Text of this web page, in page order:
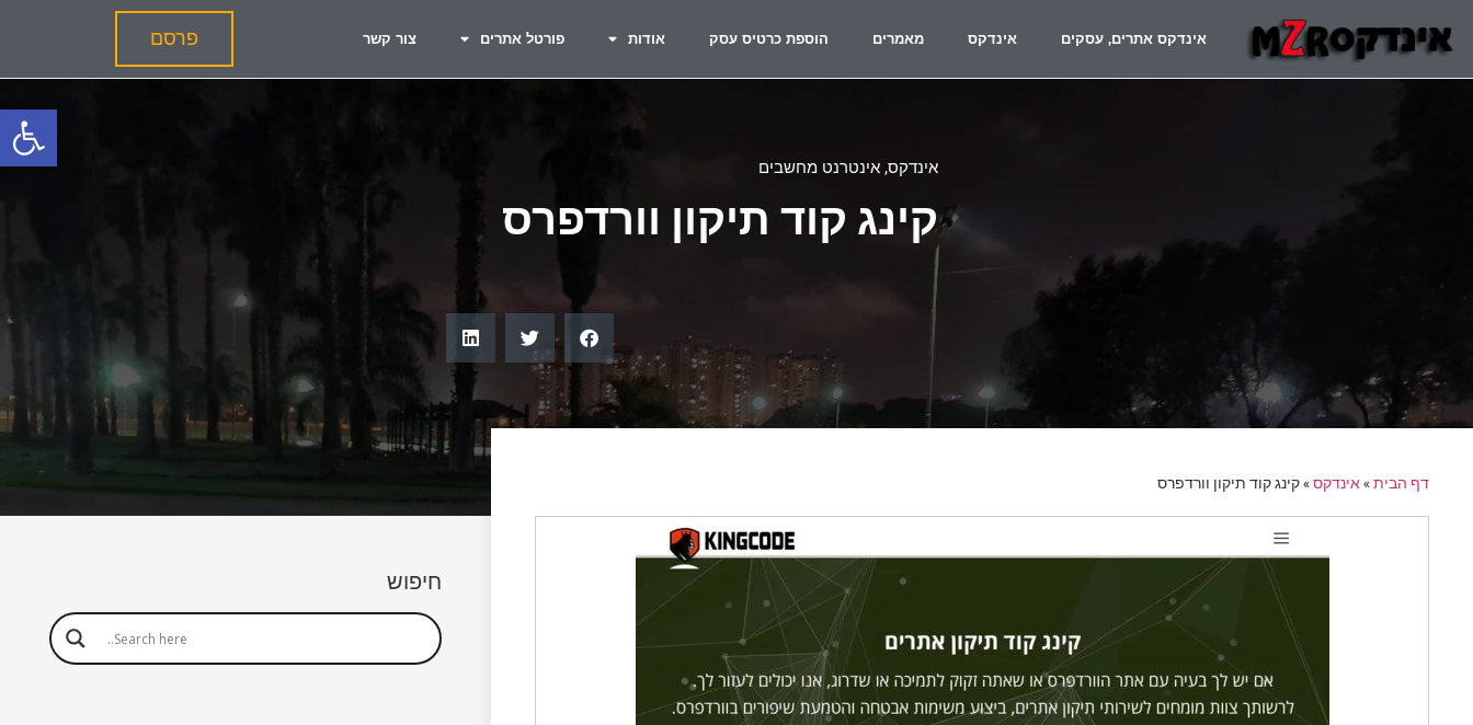
אינדקס אתרים, עסקים אינדקס מאמרים הוספת כרטיס עסק אודות פורטל אתרים צור קשר פרסם
אינדקס,אינטרנט מחשבים
קינג קוד תיקון וורדפרס
דף הבית»אינדקס»קינג קוד תיקון וורדפרס
חיפוש